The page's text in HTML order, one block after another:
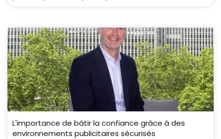
L'importance de bâtir la confiance grâce à des
environnements publicitaires sécurisés